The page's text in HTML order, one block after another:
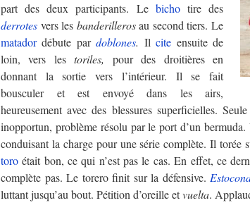
part des deux participants. Le bichotire des
derrotes vers les banderillerosau second tiers. Le
matadordébute pardoblones. Ilcite ensuite de
loin, vers lestoriles,
pour des droitières en
donnant la sortie vers l’intérieur. Il se fait
bousculer et est envoyé dans les airs,
heureusement avec des blessures superficielles.
inopportun, problème résolu par le port d’un
conduisant la charge pour une série complète. Il torée
toro était bon, ce qui n’est pas le cas. En effet, ce
complète pas. Le torero finit sur la défensive.
luttant jusqu’au bout. Pétition d’oreille etvuelta.